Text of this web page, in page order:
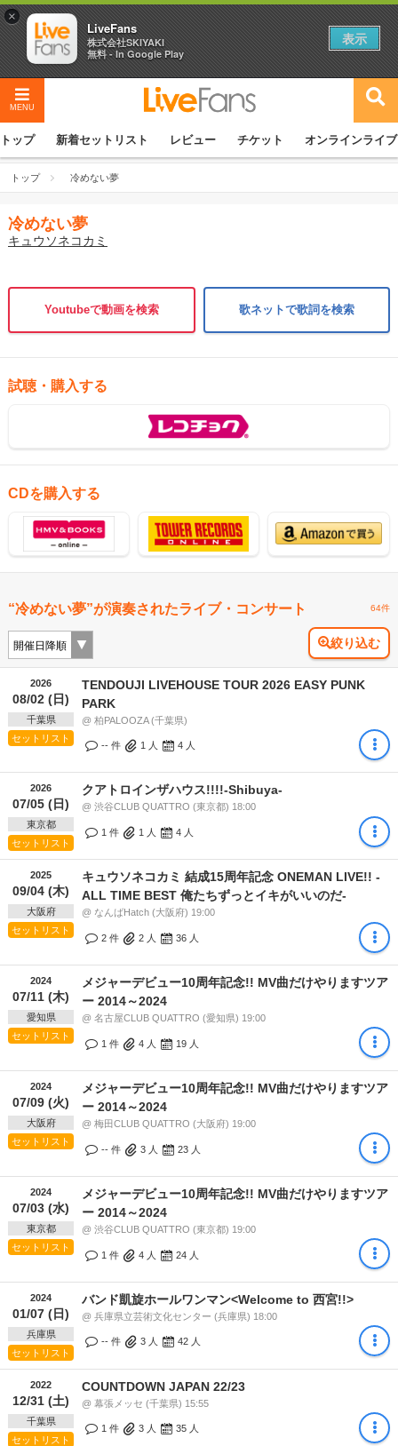
MENU
トップ 新着セットリスト レビュー チケット オンラインライブ
トップ 冷めない夢
冷めない夢
キュウソネコカミ
Youtubeで動画を検索 歌ネットで歌詞を検索
試聴・購入する
CDを購入する
“冷めない夢”が演奏されたライブ・コンサート 64件
絞り込む
2026
08/02 (日)
千葉県
セットリスト
TENDOUJI LIVEHOUSE TOUR 2026 EASY PUNK
PARK
@ 柏PALOOZA (千葉県)
-- 件 1 人 4 人
2026
07/05 (日)
東京都
セットリスト
クアトロインザハウス!!!!-Shibuya-
@ 渋谷CLUB QUATTRO (東京都) 18:00
1 件 1 人 4 人
2025
09/04 (木)
大阪府
セットリスト
キュウソネコカミ 結成15周年記念 ONEMAN LIVE!! -
ALL TIME BEST 俺たちずっとイキがいいのだ-
@ なんばHatch (大阪府) 19:00
2 件 2 人 36 人
2024
07/11 (木)
愛知県
セットリスト
メジャーデビュー10周年記念!! MV曲だけやりますツア
ー 2014～2024
@ 名古屋CLUB QUATTRO (愛知県) 19:00
1 件 4 人 19 人
2024
07/09 (火)
大阪府
セットリスト
メジャーデビュー10周年記念!! MV曲だけやりますツア
ー 2014～2024
@ 梅田CLUB QUATTRO (大阪府) 19:00
-- 件 3 人 23 人
2024
07/03 (水)
東京都
セットリスト
メジャーデビュー10周年記念!! MV曲だけやりますツア
ー 2014～2024
@ 渋谷CLUB QUATTRO (東京都) 19:00
1 件 4 人 24 人
2024
01/07 (日)
兵庫県
セットリスト
バンド凱旋ホールワンマン<Welcome to 西宮!!>
@ 兵庫県立芸術文化センター (兵庫県) 18:00
-- 件 3 人 42 人
2022
12/31 (土)
千葉県
セットリスト
COUNTDOWN JAPAN 22/23
@ 幕張メッセ (千葉県) 15:55
1 件 3 人 35 人
×
LiveFans
株式会社SKIYAKI
無料 - In Google Play
表示